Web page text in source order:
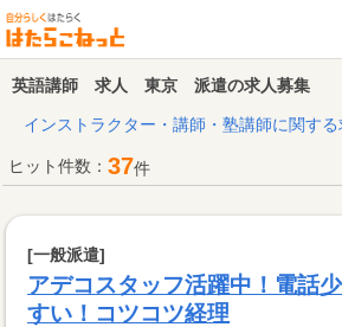
英語講師 求人 東京 派遣の求人募集
インストラクター・講師・塾講師に関す
ヒット件数： 37件
[一般派遣]
アデコスタッフ活躍中！電話
すい！コツコツ経理